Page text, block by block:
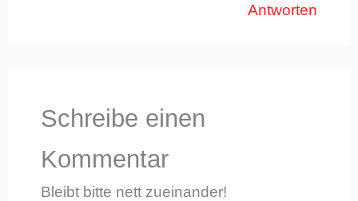
Antworten
Schreibe einen
Kommentar
Bleibt bitte nett zueinander!